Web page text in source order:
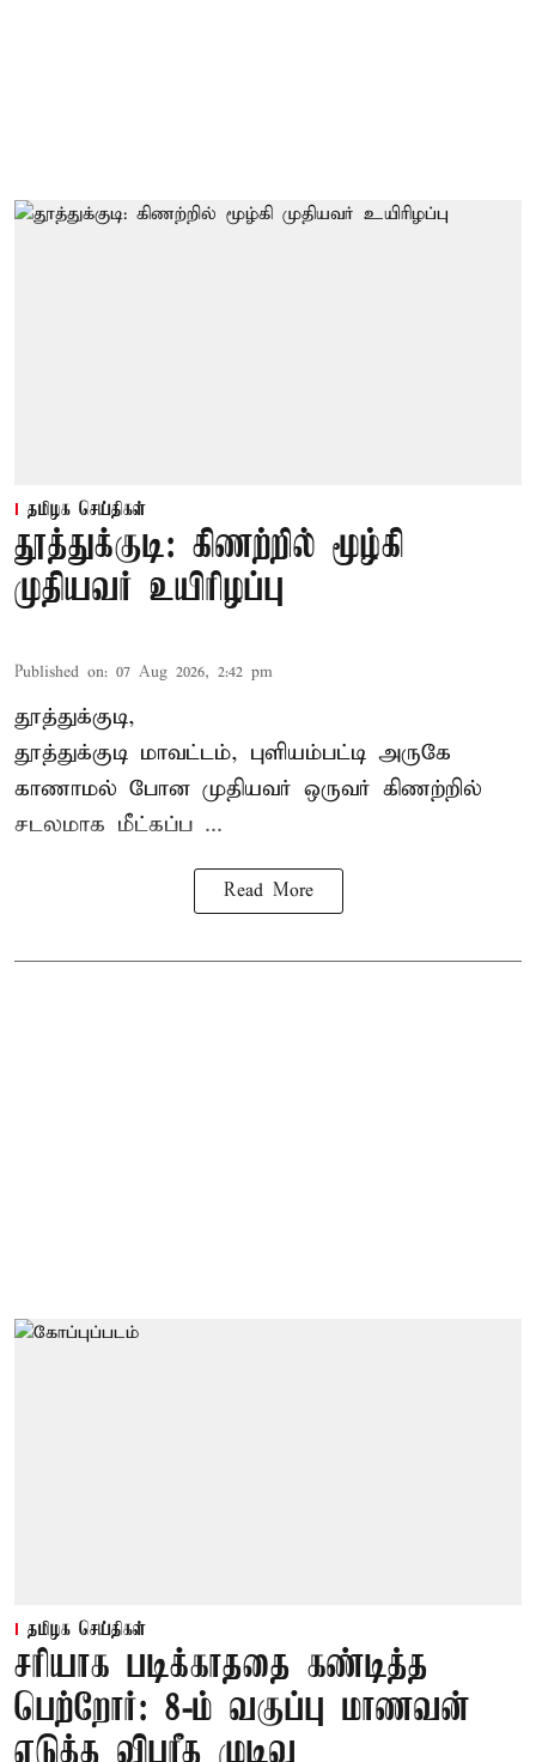
தமிழக செய்திகள்
தூத்துக்குடி: கிணற்றில் மூழ்கி
முதியவர் உயிரிழப்பு
Published on: 07 Aug 2026, 2:42 pm
தூத்துக்குடி,
தூத்துக்குடி மாவட்டம், புளியம்பட்டி அருகே
காணாமல் போன முதியவர் ஒருவர் கிணற்றில்
சடலமாக மீட்கப்ப ...
Read More
தமிழக செய்திகள்
சரியாக படிக்காததை கண்டித்த
பெற்றோர்: 8-ம் வகுப்பு மாணவன்
எடுத்த விபரீத முடிவு